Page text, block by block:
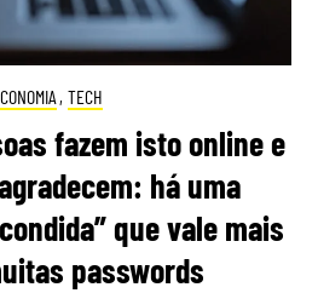
, TECH
fazem isto online e
há uma
que vale mais
passwords